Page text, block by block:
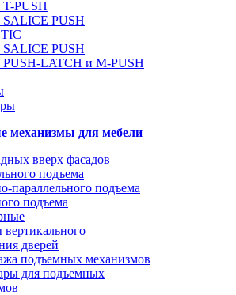
PUSH
SALICE PUSH
SALICE PUSH
PUSH-LATCH и M-PUSH
механизмы для мебели
вверх фасадов
подъема
параллельного подъема
подъема
дверей
подъемных механизмов
для подъемных